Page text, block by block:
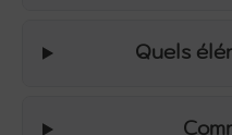
Quels